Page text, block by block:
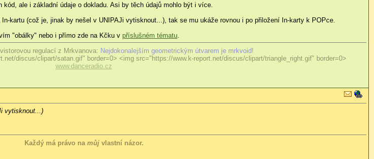
ale i základní údaje o dokladu. Asi by těch údajů mohlo být i více.
kartu (což je, jinak by nešel v UNIPAJi vytisknout...), tak se mu ukáže rovnou i po přiložení In-karty k POPce.
"obálky" nebo i přímo zde na Kčku v příslušném tématu
regulací z Mrkvanova: Nejdokonalejším geometrickým útvarem je mrkvoid!
discus/clipart/satan.gif" border=0> <img src="https://www.k-report.net/discus/clipart/triangle_right.gif" border=0>
www.danceradio.cz
vytisknout...)
Každý má právo na můjvlastní názor.